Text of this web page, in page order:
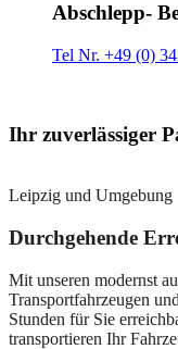
Abschlepp-
Tel Nr. +49 (0)
Ihr zuverlässiger
Leipzig und Umgebung
Durchgehende
Mit unseren modernst
Transportfahrzeugen
Stunden für Sie
transportieren Ihr